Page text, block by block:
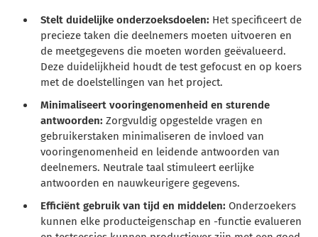
Stelt duidelijke onderzoeksdoelen: Het specificeert de
precieze taken die deelnemers moeten uitvoeren en
de meetgegevens die moeten worden geëvalueerd.
Deze duidelijkheid houdt de test gefocust en op koers
met de doelstellingen van het project.
Minimaliseert vooringenomenheid en sturende
antwoorden:Zorgvuldig opgestelde vragen en
gebruikerstaken minimaliseren de invloed van
vooringenomenheid en leidende antwoorden van
deelnemers. Neutrale taal stimuleert eerlijke
antwoorden en nauwkeurigere gegevens.
Efficiënt gebruik van tijd en middelen: Onderzoekers
kunnen elke producteigenschap en -functie evalueren